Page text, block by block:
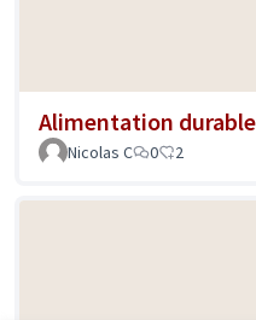
Alimentation durable
Nicolas C
0 2